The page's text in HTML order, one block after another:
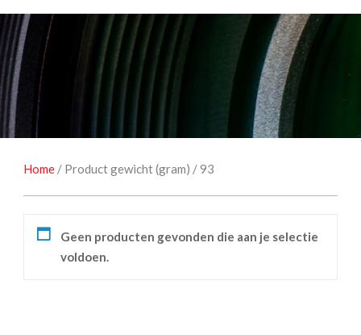
CAMERA’S OBJECTIEVEN ACCESSOIRES
NATUUROBSERVATIE
STUDIOFOTOGRAFIE
Home / Product gewicht (gram) / 93
Geen producten gevonden die aan je selectie
voldoen.